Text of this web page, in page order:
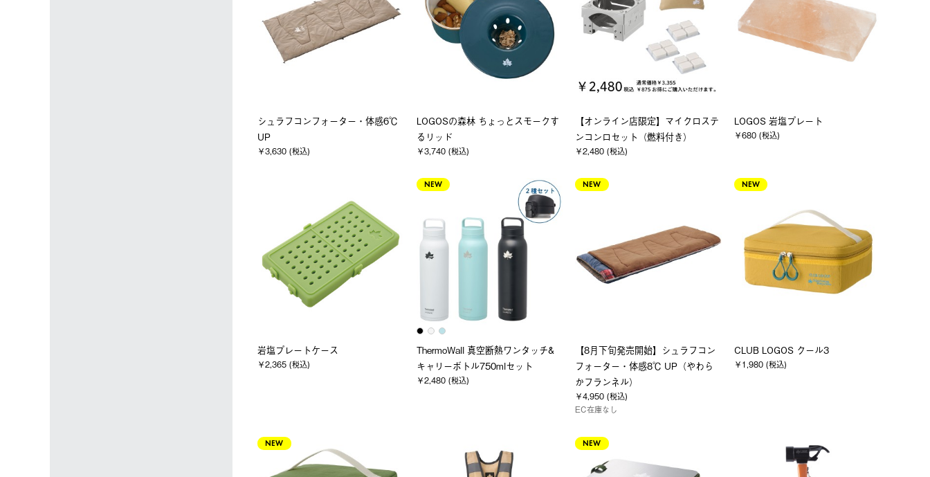
シュラフコンフォーター・体感6℃
UP
￥3,630 (税込)
LOGOSの森林 ちょっとスモークす
るリッド
￥3,740 (税込)
【オンライン店限定】マイクロステ
ンコンロセット（燃料付き）
￥2,480 (税込)
LOGOS 岩塩プレート
￥680 (税込)
岩塩プレートケース
￥2,365 (税込)
NEW
ThermoWall 真空断熱ワンタッチ&
キャリーボトル750mlセット
￥2,480 (税込)
NEW
【8月下旬発売開始】シュラフコン
フォーター・体感8℃ UP（やわら
かフランネル）
￥4,950 (税込)
EC在庫なし
NEW
CLUB LOGOS クール3
￥1,980 (税込)
NEW NEW